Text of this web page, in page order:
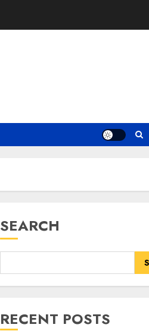
SEARCH
RECENT POSTS